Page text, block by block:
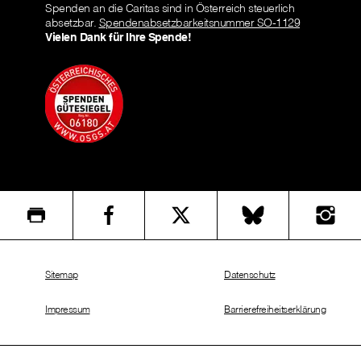
Spenden an die Caritas sind in Österreich steuerlich
absetzbar. Spendenabsetzbarkeitsnummer SO-1129
Vielen Dank für Ihre Spende!
Sitemap
Impressum
Datenschutz
Barrierefreiheitserklärung